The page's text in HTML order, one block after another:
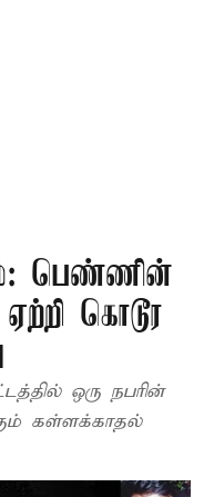
பெண்ணின்
கொடூர
ஒரு நபரின்
கள்ளக்காதல்